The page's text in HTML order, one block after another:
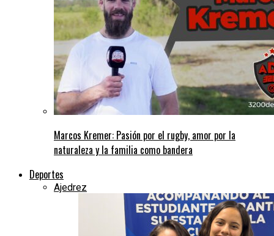
Marcos Kremer: Pasión por el rugby, amor por la
naturaleza y la familia como bandera
Deportes
Ajedrez